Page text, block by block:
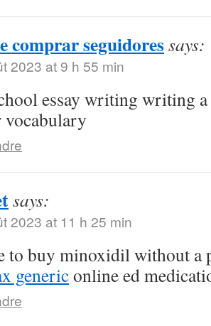
comprar seguidoressays:
2023 at 9 h 55 min
essay writing writing a
vocabulary
says:
2023 at 11 h 25 min
to buy minoxidil without
genericonline ed